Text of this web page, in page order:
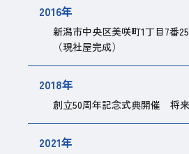
2016年
新潟市中央区美咲町1丁目7番
（現社屋完成）
2018年
創立50周年記念式典開催 将
2021年